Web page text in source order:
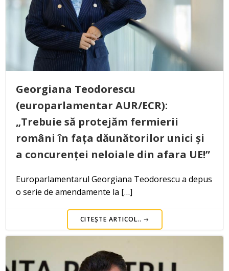
Georgiana Teodorescu
(europarlamentar AUR/ECR):
„Trebuie să protejăm fermierii
români în fața dăunătorilor unici și
a concurenței neloiale din afara UE!”
Europarlamentarul Georgiana Teodorescu a depus
o serie de amendamente la […]
CITEȘTE ARTICOL..